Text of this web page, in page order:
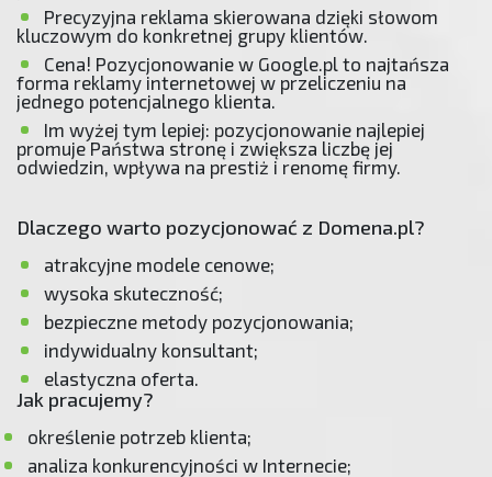
Precyzyjna reklama skierowana dzięki słowom
kluczowym do konkretnej grupy klientów.
Cena! Pozycjonowanie w Google.pl to najtańsza
forma reklamy internetowej w przeliczeniu na
jednego potencjalnego klienta.
Im wyżej tym lepiej: pozycjonowanie najlepiej
promuje Państwa stronę i zwiększa liczbę jej
odwiedzin, wpływa na prestiż i renomę firmy.
Dlaczego warto pozycjonować z Domena.pl?
atrakcyjne modele cenowe;
wysoka skuteczność;
bezpieczne metody pozycjonowania;
indywidualny konsultant;
elastyczna oferta.
Jak pracujemy?
określenie potrzeb klienta;
analiza konkurencyjności w Internecie;